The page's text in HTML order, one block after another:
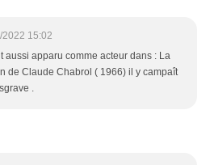
2022 15:02
aussi apparu comme acteur dans : La
de Claude Chabrol ( 1966) il y campaît
.